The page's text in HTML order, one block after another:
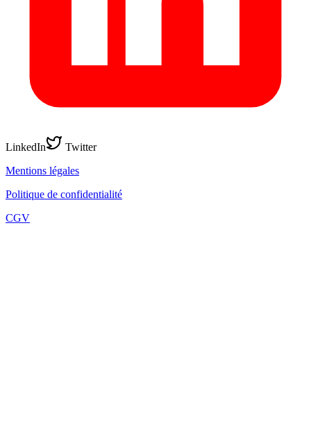
LinkedIn
Twitter
Mentions légales
Politique de confidentialité
CGV